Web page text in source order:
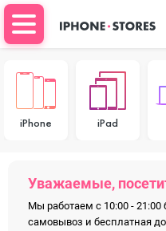
iPhone iPad
Уважаемые,
Мы работаем с 10:00 -
самовывоз и бесплатная